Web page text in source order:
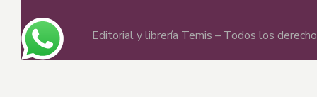
Editorial y librería Temis – Todos los